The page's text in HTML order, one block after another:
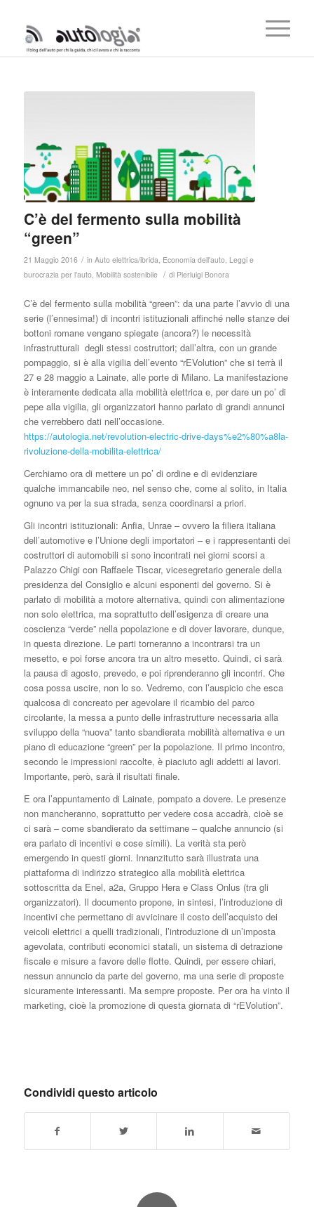
C’è del fermento sulla mobilità
“green”
21 Maggio 2016 / in Auto elettrica/ibrida, Economia dell'auto, Leggi e
burocrazia per l'auto, Mobilità sostenibile / di Pierluigi Bonora
C’è del fermento sulla mobilità “green”: da una parte l’avvio di una
serie (l’ennesima!) di incontri istituzionali affinché nelle stanze dei
bottoni romane vengano spiegate (ancora?) le necessità
infrastrutturali degli stessi costruttori; dall’altra, con un grande
pompaggio, si è alla vigilia dell’evento “rEVolution” che si terrà il
27 e 28 maggio a Lainate, alle porte di Milano. La manifestazione
è interamente dedicata alla mobilità elettrica e, per dare un po’ di
pepe alla vigilia, gli organizzatori hanno parlato di grandi annunci
che verrebbero dati nell’occasione.
https://autologia.net/revolution-electric-drive-days%e2%80%a8la-
rivoluzione-della-mobilita-elettrica/
Cerchiamo ora di mettere un po’ di ordine e di evidenziare
qualche immancabile neo, nel senso che, come al solito, in Italia
ognuno va per la sua strada, senza coordinarsi a priori.
Gli incontri istituzionali: Anfia, Unrae – ovvero la filiera italiana
dell’automotive e l’Unione degli importatori – e i rappresentanti dei
costruttori di automobili si sono incontrati nei giorni scorsi a
Palazzo Chigi con Raffaele Tiscar, vicesegretario generale della
presidenza del Consiglio e alcuni esponenti del governo. Si è
parlato di mobilità a motore alternativa, quindi con alimentazione
non solo elettrica, ma soprattutto dell’esigenza di creare una
coscienza “verde” nella popolazione e di dover lavorare, dunque,
in questa direzione. Le parti torneranno a incontrarsi tra un
mesetto, e poi forse ancora tra un altro mesetto. Quindi, ci sarà
la pausa di agosto, prevedo, e poi riprenderanno gli incontri. Che
cosa possa uscire, non lo so. Vedremo, con l’auspicio che esca
qualcosa di concreato per agevolare il ricambio del parco
circolante, la messa a punto delle infrastrutture necessaria alla
sviluppo della “nuova” tanto sbandierata mobilità alternativa e un
piano di educazione “green” per la popolazione. Il primo incontro,
secondo le impressioni raccolte, è piaciuto agli addetti ai lavori.
Importante, però, sarà il risultati finale.
E ora l’appuntamento di Lainate, pompato a dovere. Le presenze
non mancheranno, soprattutto per vedere cosa accadrà, cioè se
ci sarà – come sbandierato da settimane – qualche annuncio (si
era parlato di incentivi e cose simili). La verità sta però
emergendo in questi giorni. Innanzitutto sarà illustrata una
piattaforma di indirizzo strategico alla mobilità elettrica
sottoscritta da Enel, a2a, Gruppo Hera e Class Onlus (tra gli
organizzatori). Il documento propone, in sintesi, l’introduzione di
incentivi che permettano di avvicinare il costo dell’acquisto dei
veicoli elettrici a quelli tradizionali, l’introduzione di un’imposta
agevolata, contributi economici statali, un sistema di detrazione
fiscale e misure a favore delle flotte. Quindi, per essere chiari,
nessun annuncio da parte del governo, ma una serie di proposte
sicuramente interessanti. Ma sempre proposte. Per ora ha vinto il
marketing, cioè la promozione di questa giornata di “rEVolution”.
Condividi questo articolo